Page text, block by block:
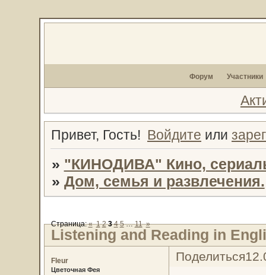
Форум Участники
Привет, Гость! Войдите или
» "КИНОДИВА" Кино,
» Дом, семья и развлечения.
Listening and Reading in
Страница:« 1 2 3 4 5 … 11 »
Поделиться
Fleur
Цветочная Фея